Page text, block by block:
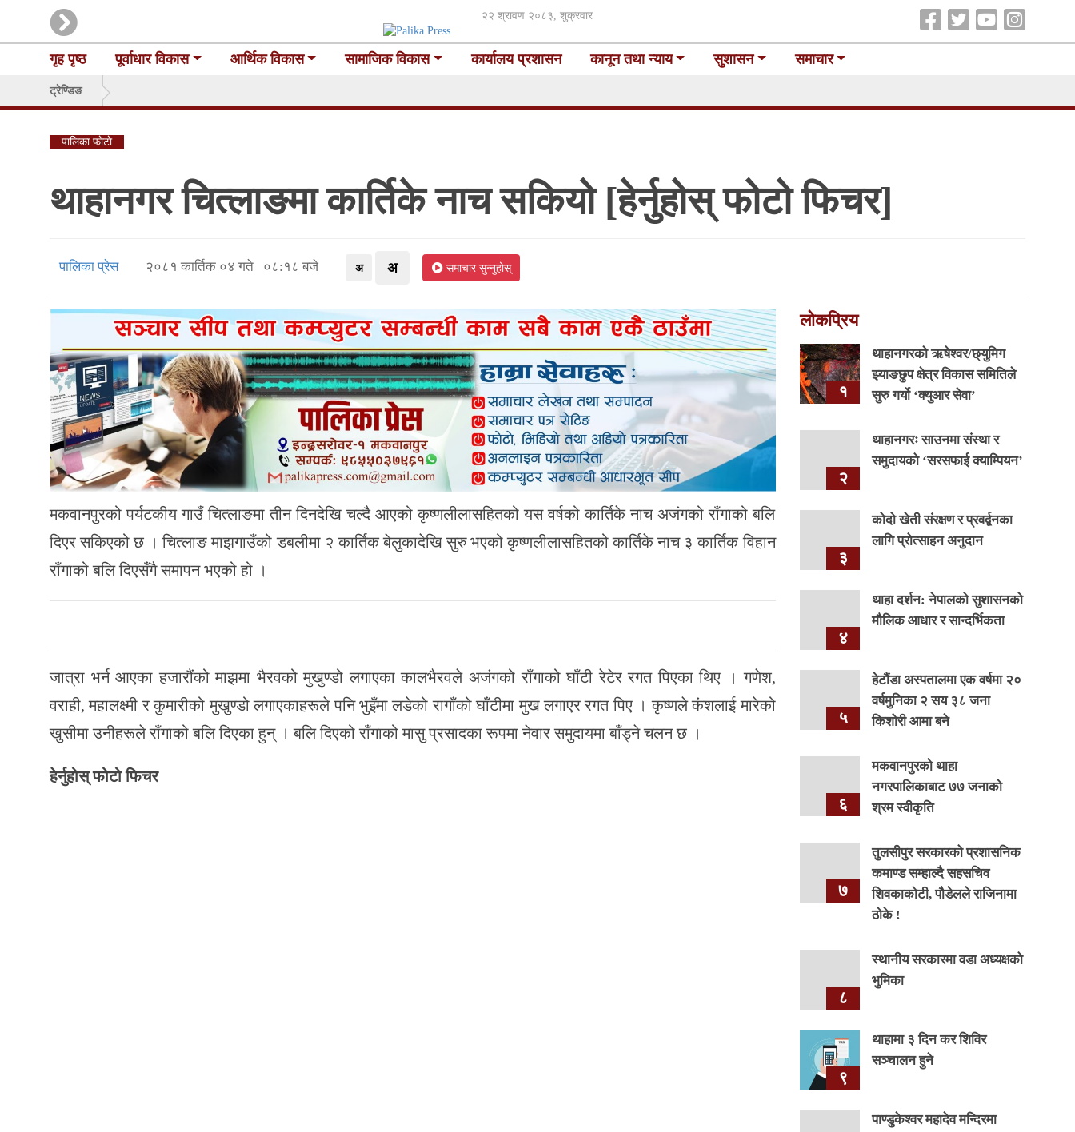
२२ श्रावण २०८३, शुक्रवार
गृह पृष्ठ पूर्वाधार विकास आर्थिक विकास सामाजिक विकास कार्यालय प्रशासन कानून तथा न्याय सुशासन समाचार
ट्रेण्डिङ
पालिका फाेटाे
थाहानगर चित्लाङमा कार्तिके नाच सकियो [हेर्नुहोस् फोटो फिचर]
पालिका प्रेस २०८१ कार्तिक ०४ गते ०८:१८ बजे अ अ समाचार सुन्नुहोस्
मकवानपुरको पर्यटकीय गाउँ चित्लाङमा तीन दिनदेखि चल्दै आएको कृष्णलीलासहितको यस वर्षको कार्तिके नाच अजंगको राँगाको बलि
दिएर सकिएको छ । चित्लाङ माझगाउँको डबलीमा २ कार्तिक बेलुकादेखि सुरु भएको कृष्णलीलासहितको कार्तिके नाच ३ कार्तिक विहान
राँगाको बलि दिएसँगै समापन भएको हो ।
जात्रा भर्न आएका हजारौंको माझमा भैरवको मुखुण्डो लगाएका कालभैरवले अजंगको राँगाको घाँटी रेटेर रगत पिएका थिए । गणेश,
वराही, महालक्ष्मी र कुमारीको मुखुण्डो लगाएकाहरूले पनि भुइँमा लडेको रागाँको घाँटीमा मुख लगाएर रगत पिए । कृष्णले कंशलाई मारेको
खुसीमा उनीहरूले राँगाको बलि दिएका हुन् । बलि दिएको राँगाको मासु प्रसादका रूपमा नेवार समुदायमा बाँड्ने चलन छ ।
हेर्नुहोस् फोटो फिचर
लोकप्रिय
१
थाहानगरकाे ऋषेश्वर/छ्युमिग
झ्याङछुप क्षेत्र विकास समितिले
सुरु गर्यो ‘क्युआर सेवा’
२
थाहानगरः साउनमा संस्था र
समुदायको ‘सरसफाई क्याम्पियन’
३
कोदो खेती संरक्षण र प्रवर्द्वनका
लागि प्रोत्साहन अनुदान
४
थाहा दर्शन: नेपालको सुशासनको
मौलिक आधार र सान्दर्भिकता
५
हेटौंडा अस्पतालमा एक वर्षमा २०
वर्षमुनिका २ सय ३८ जना
किशोरी आमा बने
६
मकवानपुरको थाहा
नगरपालिकाबाट ७७ जनाको
श्रम स्वीकृति
७
तुलसीपुर सरकारको प्रशासनिक
कमाण्ड सम्हाल्दै सहसचिव
शिवकाकोटी, पौडेलले राजिनामा
ठोके !
८
स्थानीय सरकारमा वडा अध्यक्षको
भुमिका
९
थाहामा ३ दिन कर शिविर
सञ्चालन हुने
पाण्डुकेश्वर महादेव मन्दिरमा